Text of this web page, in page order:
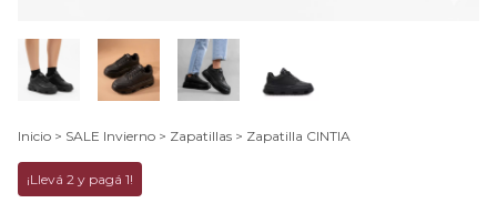
Inicio > SALE Invierno > Zapatillas > Zapatilla CINTIA
¡Llevá 2 y pagá 1!